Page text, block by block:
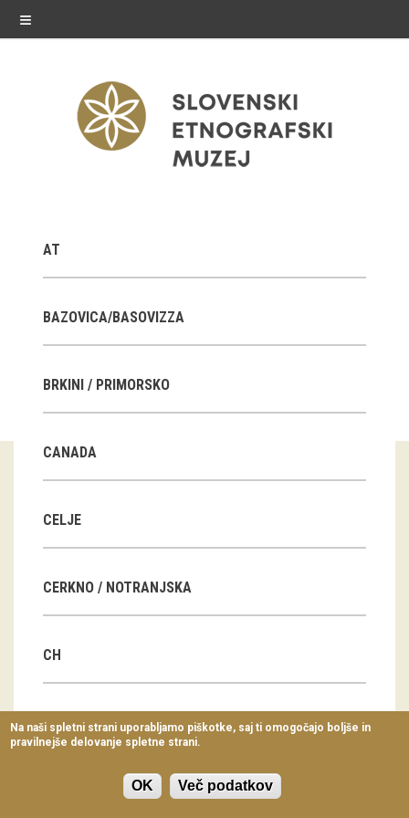
≡
Stalne razstave
Občasne razstave
E-razstave
Arhiv razstav
dogodki
Predavanja
Delavnice
Vodeni ogledi
AT
BAZOVICA/BASOVIZZA
BRKINI / PRIMORSKO
CANADA
CELJE
CERKNO / NOTRANJSKA
CH
CN
Na naši spletni strani uporabljamo piškotke, saj ti omogočajo boljše in
pravilnejše delovanje spletne strani.
OK Več podatkov